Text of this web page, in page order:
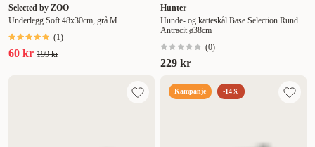
Selected by ZOO
Underlegg Soft 48x30cm, grå M
(1)
60 kr 199 kr
Hunter
Hunde- og katteskål Base Selection Rund
Antracit ø38cm
(0)
229 kr
Kampanje -14%